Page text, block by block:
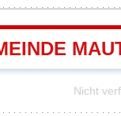
Nicht